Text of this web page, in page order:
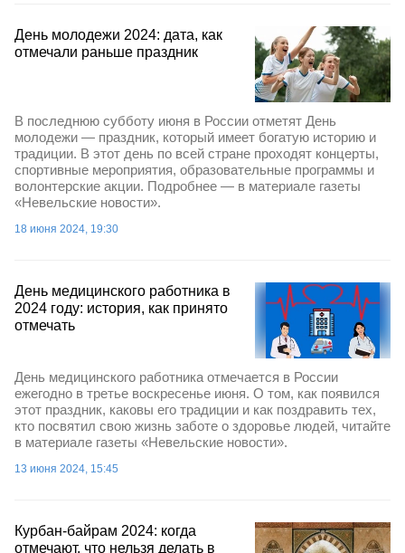
День молодежи 2024: дата, как
отмечали раньше праздник
В последнюю субботу июня в России отметят День
молодежи — праздник, который имеет богатую историю и
традиции. В этот день по всей стране проходят концерты,
спортивные мероприятия, образовательные программы и
волонтерские акции. Подробнее — в материале газеты
«Невельские новости».
18 июня 2024, 19:30
День медицинского работника в
2024 году: история, как принято
отмечать
День медицинского работника отмечается в России
ежегодно в третье воскресенье июня. О том, как появился
этот праздник, каковы его традиции и как поздравить тех,
кто посвятил свою жизнь заботе о здоровье людей, читайте
в материале газеты «Невельские новости».
13 июня 2024, 15:45
Курбан-байрам 2024: когда
отмечают, что нельзя делать в